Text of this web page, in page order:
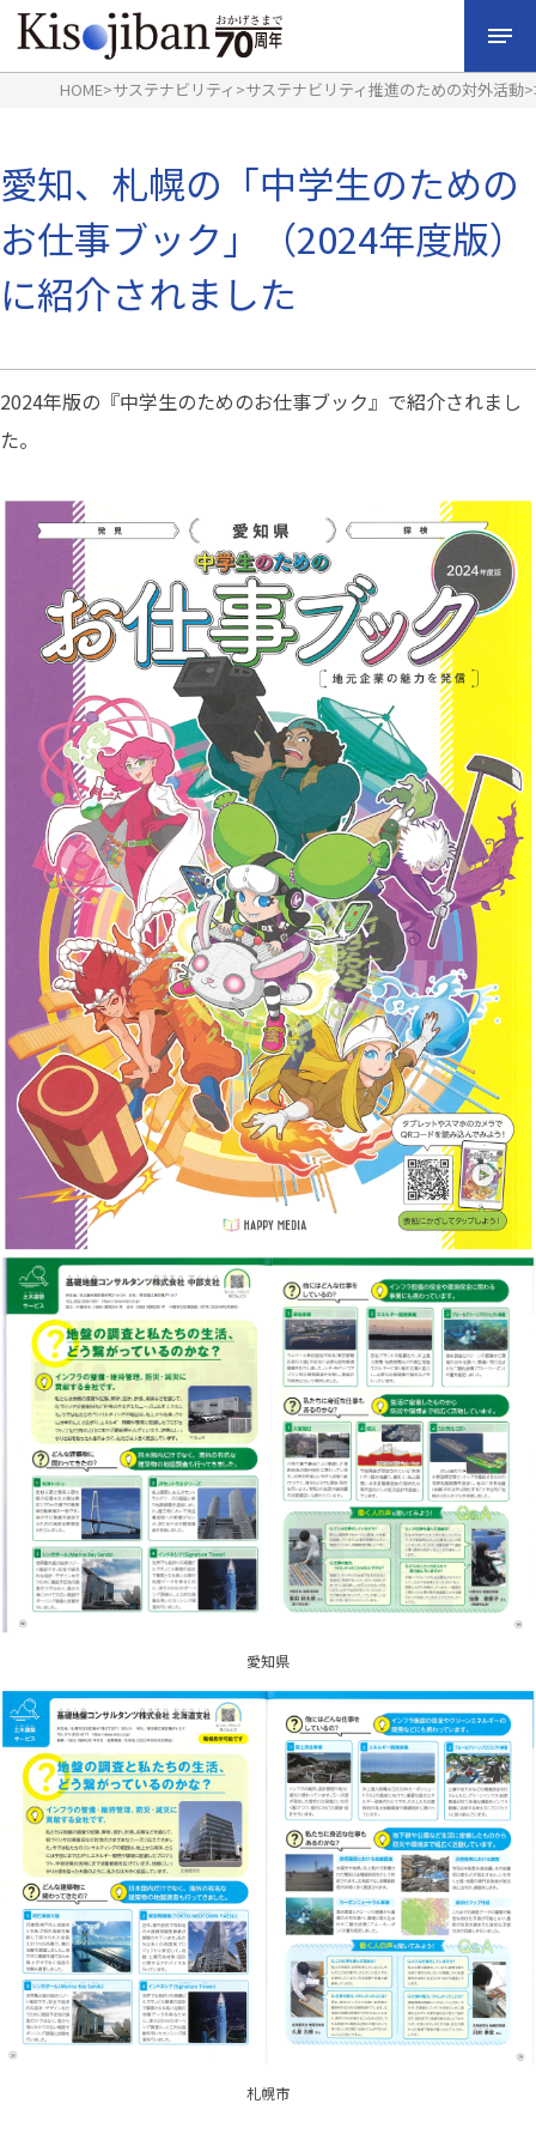
HOME>サステナビリティ >サステナビリティ推進のための対外活動>
愛知、札幌の「中学生のための
お仕事ブック」（2024年度版）
に紹介されました
2024年版の『中学生のためのお仕事ブック』で紹介されまし
た。
愛知県
札幌市